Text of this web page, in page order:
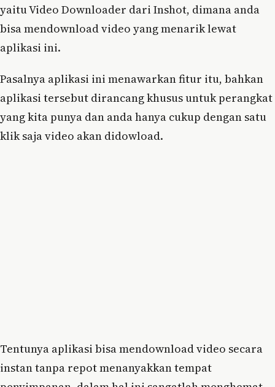
yaitu Video Downloader dari Inshot, dimana anda
bisa mendownload video yang menarik lewat
aplikasi ini.
Pasalnya aplikasi ini menawarkan fitur itu, bahkan
aplikasi tersebut dirancang khusus untuk perangkat
yang kita punya dan anda hanya cukup dengan satu
klik saja video akan didowload.
Tentunya aplikasi bisa mendownload video secara
instan tanpa repot menanyakkan tempat